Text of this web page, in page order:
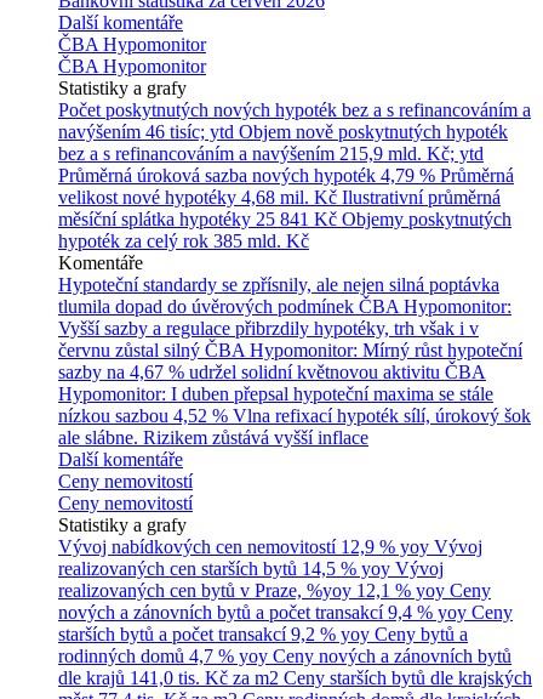
Další komentáře
ČBA Hypomonitor
ČBA Hypomonitor
Statistiky a grafy
Počet poskytnutých nových hypoték bez a s refinancováním a
navýšením 46 tisíc; ytd Objem nově poskytnutých hypoték
bez a s refinancováním a navýšením 215,9 mld. Kč; ytd
Průměrná úroková sazba nových hypoték 4,79 % Průměrná
velikost nové hypotéky 4,68 mil. Kč Ilustrativní průměrná
měsíční splátka hypotéky 25 841 Kč Objemy poskytnutých
hypoték za celý rok 385 mld. Kč
Komentáře
Hypoteční standardy se zpřísnily, ale nejen silná poptávka
tlumila dopad do úvěrových podmínek ČBA Hypomonitor:
Vyšší sazby a regulace přibrzdily hypotéky, trh však i v
červnu zůstal silný ČBA Hypomonitor: Mírný růst hypoteční
sazby na 4,67 % udržel solidní květnovou aktivitu ČBA
Hypomonitor: I duben přepsal hypoteční maxima se stále
nízkou sazbou 4,52 % Vlna refixací hypoték sílí, úrokový šok
ale slábne. Rizikem zůstává vyšší inflace
Další komentáře
Ceny nemovitostí
Ceny nemovitostí
Statistiky a grafy
Vývoj nabídkových cen nemovitostí 12,9 % yoy Vývoj
realizovaných cen starších bytů 14,5 % yoy Vývoj
realizovaných cen bytů v Praze, %yoy 12,1 % yoy Ceny
nových a zánovních bytů a počet transakcí 9,4 % yoy Ceny
starších bytů a počet transakcí 9,2 % yoy Ceny bytů a
rodinných domů 4,7 % yoy Ceny nových a zánovních bytů
dle krajů 141,0 tis. Kč za m2 Ceny starších bytů dle krajských